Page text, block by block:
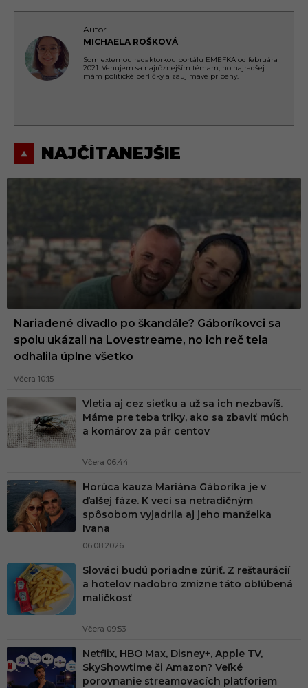
Autor
MICHAELA ROŠKOVÁ
Som externou redaktorkou portálu EMEFKA od februára
2021. Venujem sa najrôznejším témam, no najradšej
mám politické perličky a zaujímavé príbehy.
NAJČÍTANEJŠIE
Nariadené divadlo po škandále? Gáboríkovci sa
spolu ukázali na Lovestreame, no ich reč tela
odhalila úplne všetko
Včera 10:15
Vletia aj cez sieťku a už sa ich nezbavíš.
Máme pre teba triky, ako sa zbaviť múch
a komárov za pár centov
Včera 06:44
Horúca kauza Mariána Gáboríka je v
ďalšej fáze. K veci sa netradičným
spôsobom vyjadrila aj jeho manželka
Ivana
06.08.2026
Slováci budú poriadne zúriť. Z reštaurácií
a hotelov nadobro zmizne táto obľúbená
maličkosť
Včera 09:53
Netflix, HBO Max, Disney+, Apple TV,
SkyShowtime či Amazon? Veľké
porovnanie streamovacích platforiem